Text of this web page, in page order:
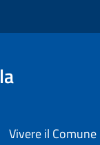
Vivere il Comune